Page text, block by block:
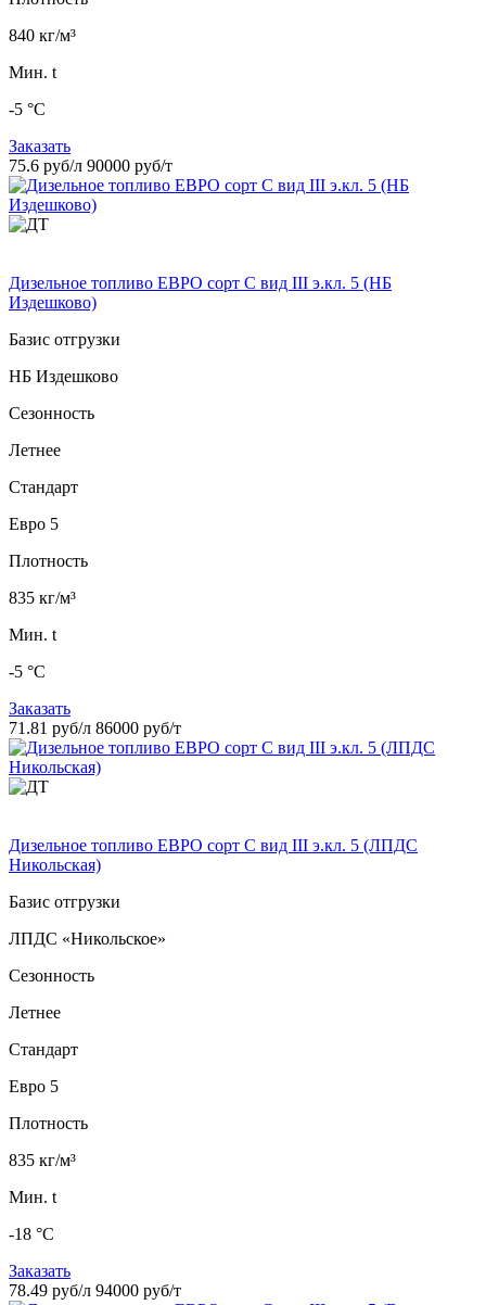
840 кг/м³
Мин. t
-5 °C
Заказать
75.6 руб/л 90000 руб/т
Дизельное топливо ЕВРО сорт C вид III э.кл. 5 (НБ
Издешково)
Базис отгрузки
НБ Издешково
Сезонность
Летнее
Стандарт
Евро 5
Плотность
835 кг/м³
Мин. t
-5 °C
Заказать
71.81 руб/л 86000 руб/т
Дизельное топливо ЕВРО сорт C вид III э.кл. 5 (ЛПДС
Никольская)
Базис отгрузки
ЛПДС «Никольское»
Сезонность
Летнее
Стандарт
Евро 5
Плотность
835 кг/м³
Мин. t
-18 °C
Заказать
78.49 руб/л 94000 руб/т